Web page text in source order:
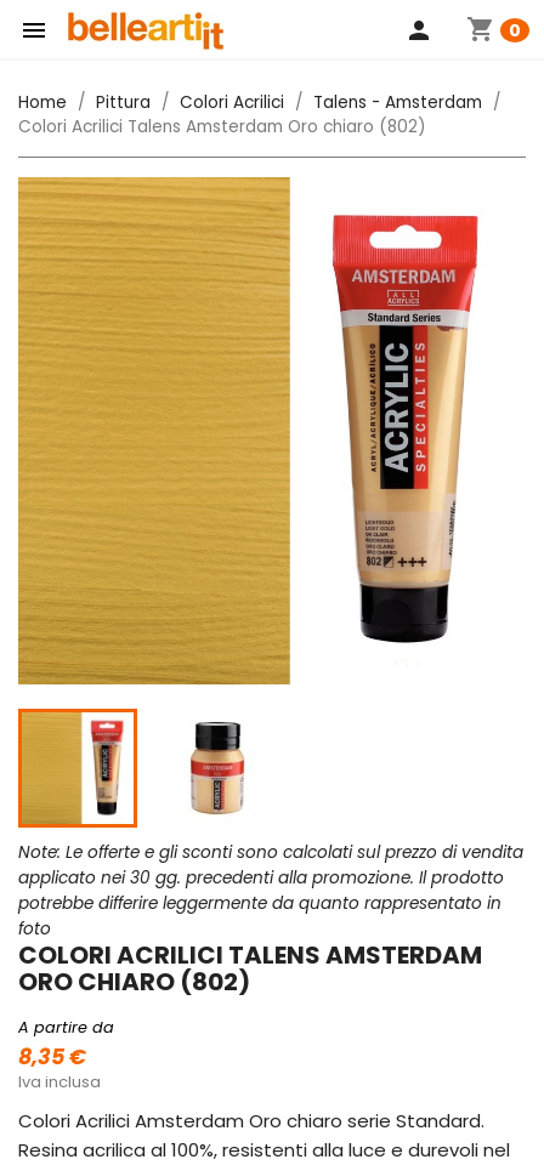
 shopping_cart 0
person
Home Pittura Colori Acrilici
Talens - Amsterdam
Colori Acrilici Talens Amsterdam Oro chiaro (802)
Note: Le offerte e gli sconti sono calcolati sul prezzo di vendita
applicato nei 30 gg. precedenti alla promozione. Il prodotto
potrebbe differire leggermente da quanto rappresentato in
foto
COLORI ACRILICI TALENS AMSTERDAM
ORO CHIARO (802)
A partire da
8,35 €
Iva inclusa
Colori Acrilici Amsterdam Oro chiaro serie Standard.
Resina acrilica al 100%, resistenti alla luce e durevoli nel